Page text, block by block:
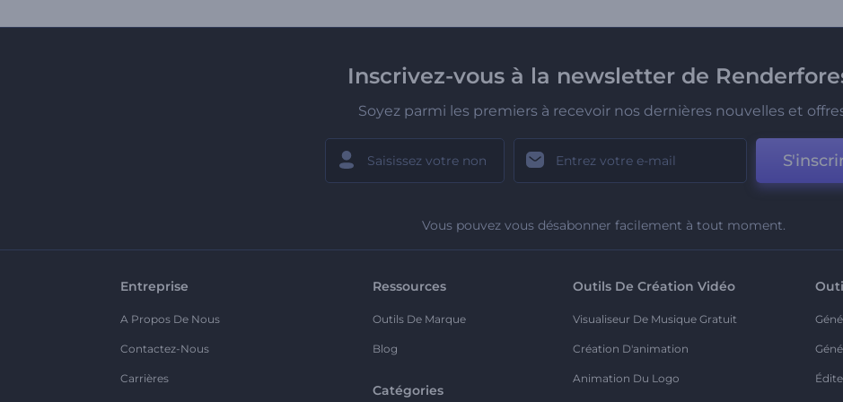
Inscrivez-vous à la newsletter de
Soyez parmi les premiers à recevoir nos dernières nouvelles et
Vous pouvez vous désabonner facilement à tout moment.
Entreprise
A Propos De Nous
Contactez-Nous
Carrières
Ressources
Outils De Marque
Blog
Catégories
Outils De Création Vidéo
Visualiseur De Musique Gratuit
Création D'animation
Animation Du Logo